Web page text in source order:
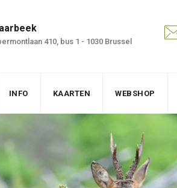
410, bus 1 - 1030 Brussel
INFO KAARTEN WEBSHOP